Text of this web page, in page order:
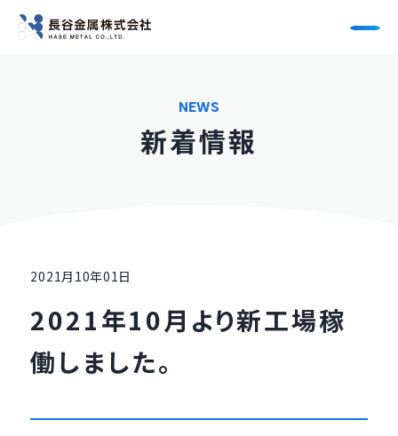
板金加工
塗装
NEWS
新着情報
2021月10年01日
2021年10月より新工場稼
働しました。